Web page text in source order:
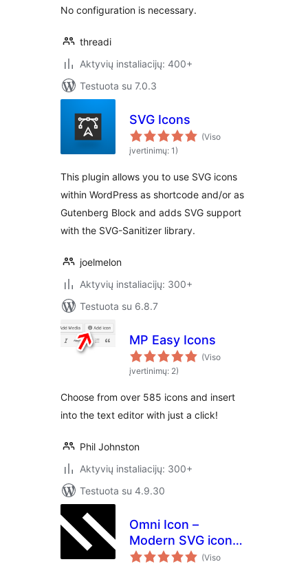
No configuration is necessary.
threadi
Aktyvių instaliacijų: 400+
Testuota su 7.0.3
SVG Icons
(Viso
įvertinimų: 1)
This plugin allows you to use SVG icons
within WordPress as shortcode and/or as
Gutenberg Block and adds SVG support
with the SVG-Sanitizer library.
joelmelon
Aktyvių instaliacijų: 300+
Testuota su 6.8.7
MP Easy Icons
(Viso
įvertinimų: 2)
Choose from over 585 icons and insert
into the text editor with just a click!
Phil Johnston
Aktyvių instaliacijų: 300+
Testuota su 4.9.30
Omni Icon –
Modern SVG icon
library for
(Viso